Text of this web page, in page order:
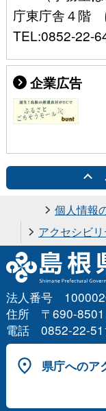
庁東庁舎４階
TEL:0852-22-
企業広告
個人情報
アクセシビリ
法人番号
住所 〒690-8501
電話 0852-22-
県庁へのア